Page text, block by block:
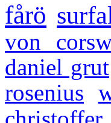
fårö
von
daniel grut
rosenius